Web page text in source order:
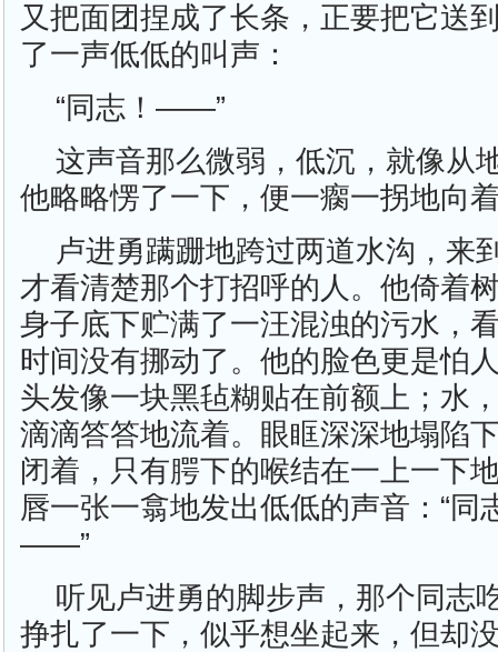
又把面团捏成了长条，正要把它送
了一声低低的叫声：
“同志！——”
这声音那么微弱，低沉，就像从
他略略愣了一下，便一瘸一拐地向
卢进勇蹒跚地跨过两道水沟，来
才看清楚那个打招呼的人。他倚着
身子底下贮满了一汪混浊的污水，
时间没有挪动了。他的脸色更是怕
头发像一块黑毡糊贴在前额上；水
滴滴答答地流着。眼眶深深地塌陷
闭着，只有腭下的喉结在一上一下
唇一张一翕地发出低低的声音：“
——”
听见卢进勇的脚步声，那个同志
挣扎了一下，似乎想坐起来，但却